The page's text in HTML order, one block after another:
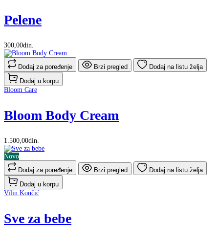
Pelene
300,00din.
Dodaj za poređenje Brzi pregled
Dodaj na listu želja
Dodaj u korpu
Bloom Care
Bloom Body Cream
1.500,00din.
Novo
Dodaj za poređenje
Brzi pregled
Dodaj na listu želja
Dodaj u korpu
Vilin Končić
Sve za bebe